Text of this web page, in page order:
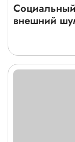
внешний